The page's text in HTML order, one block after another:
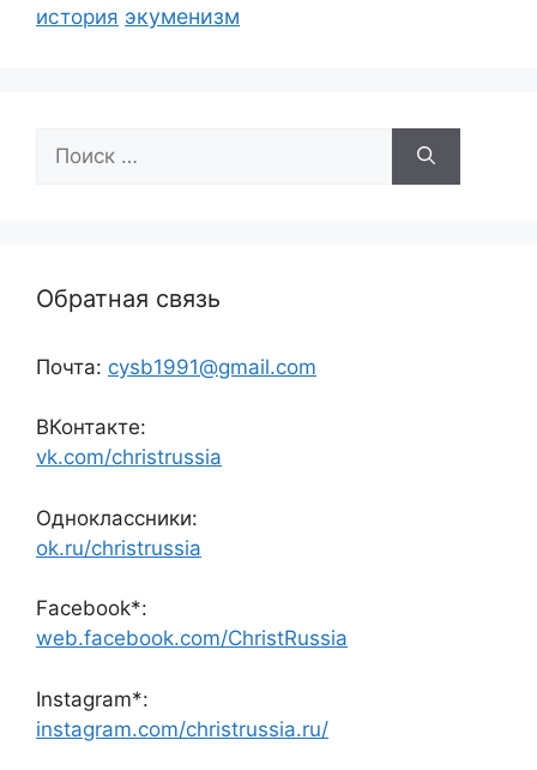
история экуменизм
Обратная связь
Почта: cysb1991@gmail.com
ВКонтакте:
vk.com/christrussia
Одноклассники:
ok.ru/christrussia
Facebook*:
web.facebook.com/ChristRussia
Instagram*:
instagram.com/christrussia.ru/